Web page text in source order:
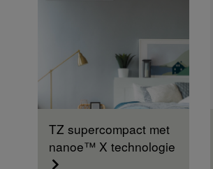
TZ supercompact met
nanoe™ X technologie